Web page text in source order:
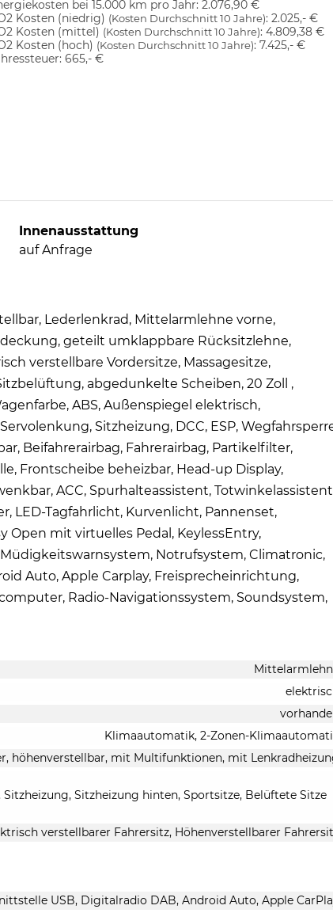
bei 15.000 km pro Jahr: 2.076,90 €
Kosten (niedrig) (Kosten Durchschnitt 10 Jahre): 2.025,- €
Kosten (mittel) (Kosten Durchschnitt 10 Jahre): 4.809,38 €
Kosten (hoch) (Kosten Durchschnitt 10 Jahre): 7.425,- €
665,- €
Innenausstattung
auf Anfrage
Lederlenkrad, Mittelarmlehne vorne,
geteilt umklappbare Rücksitzlehne,
verstellbare Vordersitze, Massagesitze,
abgedunkelte Scheiben, 20 Zoll ,
ABS, Außenspiegel elektrisch,
Sitzheizung, DCC, ESP,
Beifahrerairbag, Fahrerairbag, Partikelfilter,
Frontscheibe beheizbar, Head-up Display,
ACC, Spurhalteassistent,
LED-Tagfahrlicht, Kurvenlicht, Pannenset,
Open mit virtuelles Pedal, KeylessEntry,
Notrufsystem, Climatronic,
Auto, Apple Carplay, Freisprecheinrichtung,
Radio-Navigationssystem, Soundsystem,
Klimaautomatik, 2-Zonen-
höhenverstellbar, mit Multifunktionen, mit
Sitzheizung hinten, Sportsitze, Belüftete Sitze
verstellbarer Fahrersitz, Höhenverstellbarer
USB, Digitalradio DAB, Android Auto, Apple